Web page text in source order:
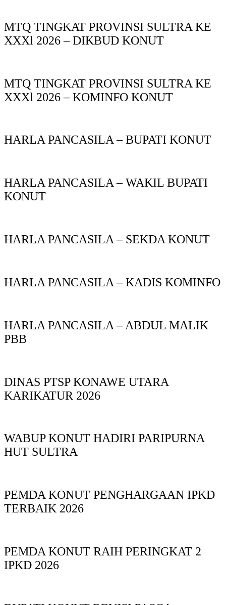
MTQ TINGKAT PROVINSI SULTRA KE
XXXl 2026 – DIKBUD KONUT
MTQ TINGKAT PROVINSI SULTRA KE
XXXl 2026 – KOMINFO KONUT
HARLA PANCASILA – BUPATI KONUT
HARLA PANCASILA – WAKIL BUPATI
KONUT
HARLA PANCASILA – SEKDA KONUT
HARLA PANCASILA – KADIS KOMINFO
HARLA PANCASILA – ABDUL MALIK
PBB
DINAS PTSP KONAWE UTARA
KARIKATUR 2026
WABUP KONUT HADIRI PARIPURNA
HUT SULTRA
PEMDA KONUT PENGHARGAAN IPKD
TERBAIK 2026
PEMDA KONUT RAIH PERINGKAT 2
IPKD 2026